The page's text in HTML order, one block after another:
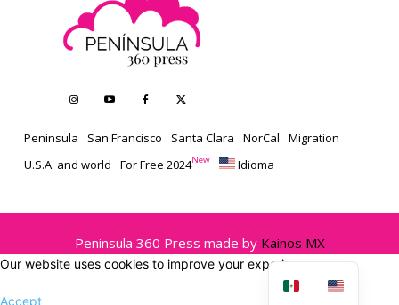
Peninsula San Francisco Santa Clara NorCal
Migration
U.S.A. and world
For Free 2024New Idioma
Peninsula 360 Press made by Kainos MX
Our website uses cookies to improve your experience.
Accept